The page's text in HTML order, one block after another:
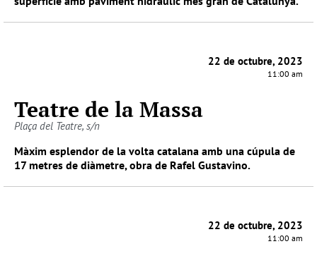
22 de octubre, 2023
11:00 am
Teatre de la Massa
Plaça del Teatre, s/n
Màxim esplendor de la volta catalana amb una cúpula de
17 metres de diàmetre, obra de Rafel Gustavino.
22 de octubre, 2023
11:00 am